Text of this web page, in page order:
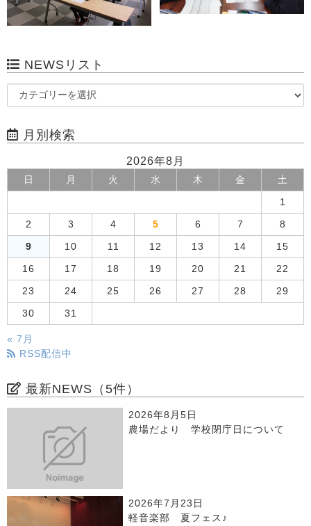
NEWSリスト
月別検索
2026年8月
日 月 火 水 木 金 土
1
2 3 4 5 6 7 8
9 10 11 12 13 14 15
16 17 18 19 20 21 22
23 24 25 26 27 28 29
30 31
« 7月
RSS配信中
最新NEWS（5件）
2026年8月5日
農場だより 学校閉庁日について
2026年7月23日
軽音楽部 夏フェス♪